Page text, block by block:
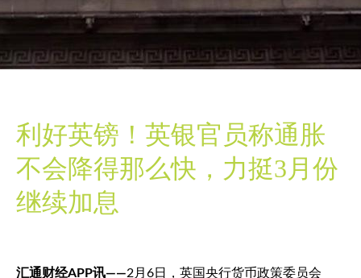
利好英镑！英银官员称通胀
不会降得那么快，力挺3月份
继续加息
汇通财经APP讯——2月6日，英国央行货币政策委员会